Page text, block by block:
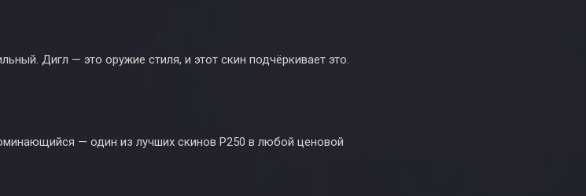
Дигл — это оружие стиля, и этот скин подчёркивает это.
— один из лучших скинов P250 в любой ценовой